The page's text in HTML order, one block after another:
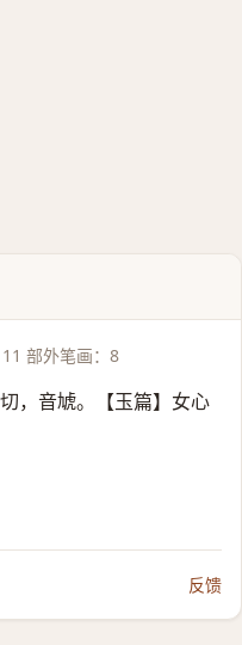
11 部外笔画：8
切，音虓。【玉篇】女心
反馈